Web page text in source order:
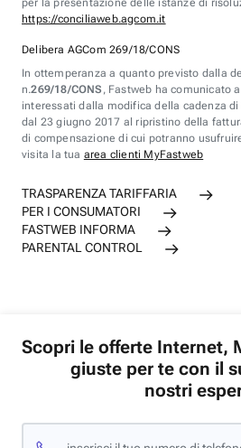
per la presentazione delle istanze di
https://conciliaweb.agcom.it
Delibera AGCom 269/18/CONS
In ottemperanza a quanto previsto dalla
n.269/18/CONS , Fastweb ha comunicato
interessati dalla modifica della cadenza
dal 23 giugno 2017 al ripristino della
di compensazione di cui potranno
visita la tua area clienti MyFastweb
TRASPARENZA TARIFFARIA
PER I CONSUMATORI
FASTWEB INFORMA
PARENTAL CONTROL
Scopri le offerte Internet,
giuste per te con il
nostri